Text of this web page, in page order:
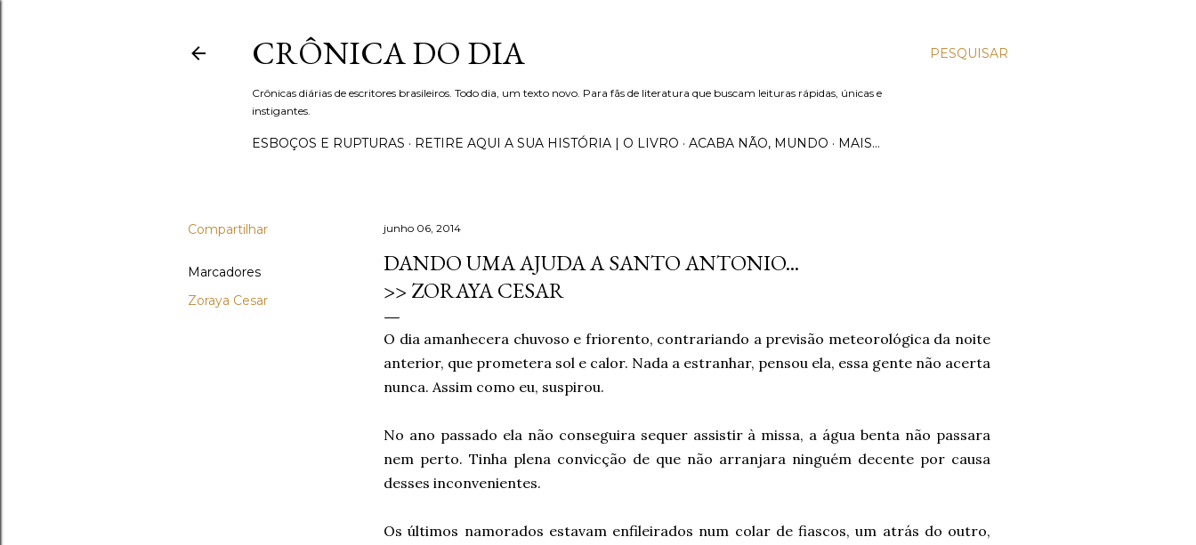
PESQUISAR
CRÔNICA DO DIA
Crônicas diárias de escritores brasileiros. Todo dia, um texto novo. Para fãs de literatura que buscam leituras rápidas, únicas e
instigantes.
ESBOÇOS E RUPTURAS RETIRE AQUI A SUA HISTÓRIA | O LIVRO ACABA NÃO, MUNDO MAIS…
Compartilhar
Marcadores
Zoraya Cesar
junho 06, 2014
DANDO UMA AJUDA A SANTO ANTONIO...
>> ZORAYA CESAR
O dia amanhecera chuvoso e friorento, contrariando a previsão meteorológica da noite
anterior, que prometera sol e calor. Nada a estranhar, pensou ela, essa gente não acerta
nunca. Assim como eu, suspirou.
No ano passado ela não conseguira sequer assistir à missa, a água benta não passara
nem perto. Tinha plena convicção de que não arranjara ninguém decente por causa
desses inconvenientes.
Os últimos namorados estavam enfileirados num colar de fiascos, um atrás do outro,